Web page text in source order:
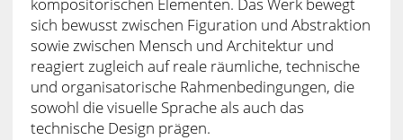
kompositorischen Elementen. Das Werk bewegt
sich bewusst zwischen Figuration und Abstraktion
sowie zwischen Mensch und Architektur und
reagiert zugleich auf reale räumliche, technische
und organisatorische Rahmenbedingungen, die
sowohl die visuelle Sprache als auch das
technische Design prägen.